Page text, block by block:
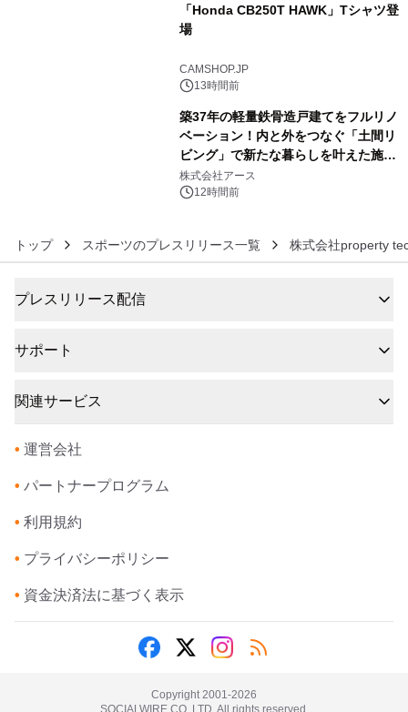
「Honda CB250T HAWK」Tシャツ登
場
CAMSHOP.JP
13時間前
築37年の軽量鉄骨造戸建てをフルリノ
ベーション！内と外をつなぐ「土間リ
ビング」で新たな暮らしを叶えた施工
事例を株式会社アースが公開
株式会社アース
12時間前
トップ スポーツのプレスリリース一覧 株式会社property
プレスリリース配信
サポート
関連サービス
• 運営会社
• パートナープログラム
• 利用規約
• プライバシーポリシー
• 資金決済法に基づく表示
Copyright 2001-2026
SOCIALWIRE CO.,LTD. All rights reserved.